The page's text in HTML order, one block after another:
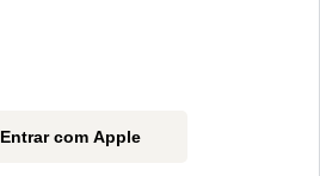
Entrar com Apple